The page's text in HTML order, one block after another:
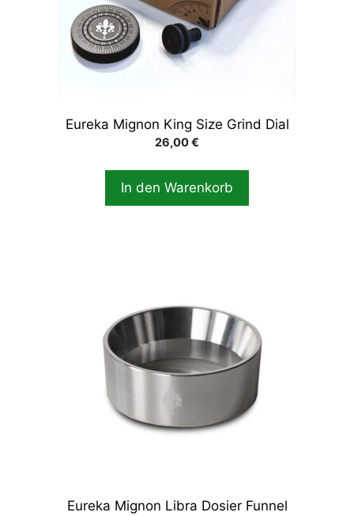
Eureka Mignon King Size Grind Dial
26,00€
In den Warenkorb
Eureka Mignon Libra Dosier Funnel